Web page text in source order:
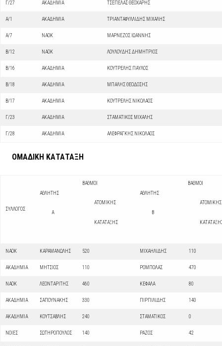
Γ/27 ΑΚΑΔΗΜΙΑ ΤΣΕΠΕΛΑΣ ΘΕΟΧΑΡΗΣ
Α/1 ΑΚΑΔΗΜΙΑ ΤΡΙΑΝΤΑΦΥΛΛΙΔΗΣ ΜΙΧΑΛΗΣ
Α/7 ΝΑΟΚ ΜΑΡΝΕΖΟΣ ΙΩΑΝΝΗΣ
Β/12 ΝΑΟΚ ΛΟΥΛΟΥΔΗΣ ΔΗΜΗΤΡΙΟΣ
Β/16 ΑΚΑΔΗΜΙΑ ΚΟΥΤΡΕΛΗΣ ΠΑΥΛΟΣ
Β/18 ΑΚΑΔΗΜΙΑ ΜΠΑΛΗΣ ΘΕΟΔΟΣΗΣ
Β/17 ΑΚΑΔΗΜΙΑ ΚΟΥΤΡΕΛΗΣ ΝΙΚΟΛΑΟΣ
Γ/23 ΑΚΑΔΗΜΙΑ ΣΤΑΜΑΤΙΚΟΣ ΜΙΧΑΛΗΣ
Γ/28 ΑΚΑΔΗΜΙΑ ΑΛΕΦΡΑΓΚΗΣ ΝΙΚΟΛΑΟΣ
ΟΜΑΔΙΚΗ ΚΑΤΑΤΑΞΗ
ΣΥΛΛΟΓΟΣ
ΑΘΛΗΤΗΣ
Α
ΒΑΘΜΟΙ
ΑΤΟΜΙΚΗΣ
ΚΑΤΑΤΑΞΗΣ
ΑΘΛΗΤΗΣ
Β
ΒΑΘΜΟΙ
ΑΤΟΜΙΚΗΣ
ΝΑΟΚ ΚΑΡΑΜΑΝΩΛΗΣ 520 ΜΙΧΑΗΛΙΔΗΣ 110
ΑΚΑΔΗΜΙΑ ΜΗΤΣΙΟΣ 110 ΡΟΜΠΟΛΑΣ 470
ΝΑΟΚ ΛΕΟΝΤΑΡΙΤΗΣ 460 ΚΕΦΑΛΑ 80
ΑΚΑΔΗΜΙΑ ΣΑΠΟΥΝΑΚΗΣ 330 ΠΙΡΠΙΛΙΔΗΣ 140
ΑΚΑΔΗΜΙΑ ΚΟΥΤΣΑΒΛΗΣ 240 ΣΤΑΜΑΤΙΚΟΣ 0
ΝΟΙΕΣ ΣΩΤΗΡΟΠΟΥΛΟΣ 140 ΡΑΖΟΣ 42